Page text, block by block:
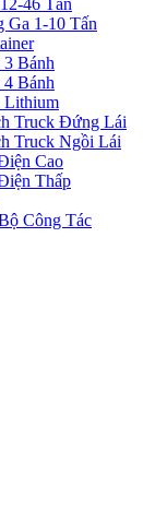
46 Tấn
Ga 1-10 Tấn
Bánh
Bánh
Lithium
Truck Đứng Lái
Truck Ngồi Lái
Cao
Thấp
Công Tác